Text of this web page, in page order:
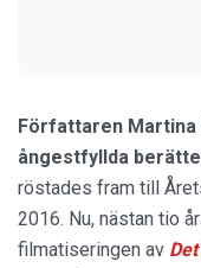
Författaren Martina
ångestfyllda
röstades fram till
2016. Nu, nästan tio
filmatiseringen av